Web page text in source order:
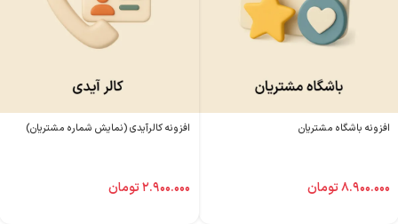
افزونه باشگاه مشتریان
۸.۹۰۰.۰۰۰تومان
افزونه کالرآیدی (نمایش شماره مشتریان)
۲.۹۰۰.۰۰۰تومان